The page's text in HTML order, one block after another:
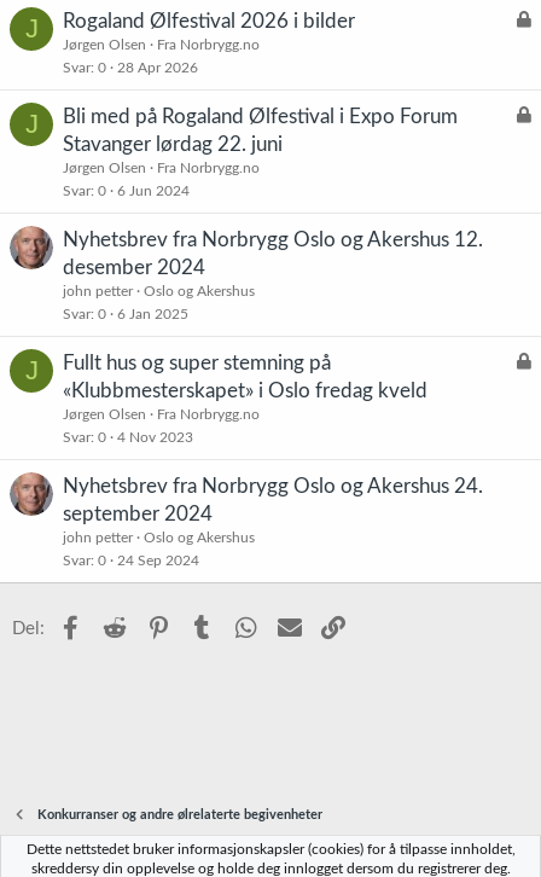
J
L
Rogaland Ølfestival 2026 i bilder
Jørgen Olsen
Fra Norbrygg.no
Svar 0 28 Apr 2026
J
L
Bli med på Rogaland Ølfestival i Expo Forum
Stavanger lørdag 22. juni
Jørgen Olsen
Fra Norbrygg.no
Svar 0 6 Jun 2024
Nyhetsbrev fra Norbrygg Oslo og Akershus 12.
desember 2024
john petter
Oslo og Akershus
Svar 0 6 Jan 2025
J
L
Fullt hus og super stemning på
«Klubbmesterskapet» i Oslo fredag kveld
Jørgen Olsen
Fra Norbrygg.no
Svar 0 4 Nov 2023
Nyhetsbrev fra Norbrygg Oslo og Akershus 24.
september 2024
john petter
Oslo og Akershus
Svar 0 24 Sep 2024
Del: Facebook
Reddit PinterestTumblr WhatsApp
E-post
Konkurranser og andre ølrelaterte begivenheter
Norbrygg-default
Dette nettstedet bruker informasjonskapsler (cookies) for å tilpasse innholdet,
skreddersy din opplevelse og holde deg innlogget dersom du registrerer deg.